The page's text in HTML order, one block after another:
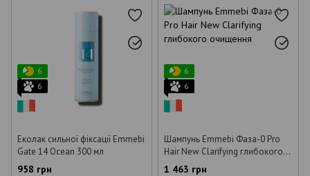
6
6
Еколак сильної фіксації Emmebi
Gate 14 Ocean 300 мл
958 грн
6
6
Шампунь Emmebi Фаза-0 Pro
Hair New Clarifying глибокого
очищення 1000 мл
1 463 грн